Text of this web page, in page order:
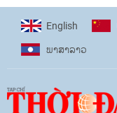
17:07|09/06/2026
English
ພາ​ສາ​ລາວ